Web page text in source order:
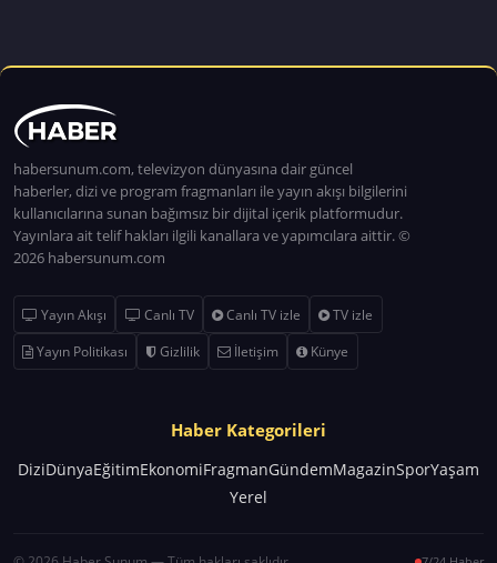
habersunum.com, televizyon dünyasına dair güncel
haberler, dizi ve program fragmanları ile yayın akışı bilgilerini
kullanıcılarına sunan bağımsız bir dijital içerik platformudur.
Yayınlara ait telif hakları ilgili kanallara ve yapımcılara aittir. ©
2026 habersunum.com
Yayın Akışı Canlı TV Canlı TV izle
TV izle
Yayın Politikası
Gizlilik İletişim Künye
Haber Kategorileri
DiziDünyaEğitimEkonomiFragmanGündemMagazinSporYaşam
Yerel